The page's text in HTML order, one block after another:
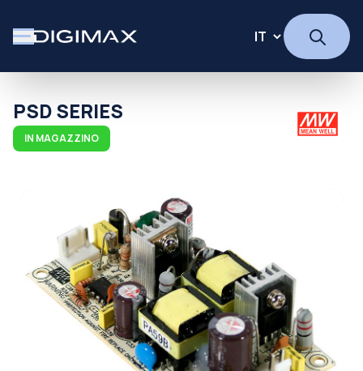
PSD SERIES
IN MAGAZZINO